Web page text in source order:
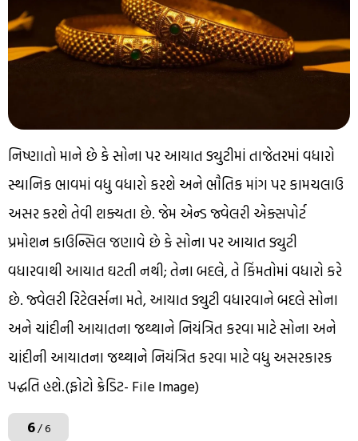
નિષ્ણાતો માને છે કે સોના પર આયાત ડ્યુટીમાં તાજેતરમાં વધારો
સ્થાનિક ભાવમાં વધુ વધારો કરશે અને ભૌતિક માંગ પર કામચલાઉ
અસર કરશે તેવી શક્યતા છે. જેમ એન્ડ જ્વેલરી એક્સપોર્ટ
પ્રમોશન કાઉન્સિલ જણાવે છે કે સોના પર આયાત ડ્યુટી
વધારવાથી આયાત ઘટતી નથી; તેના બદલે, તે કિંમતોમાં વધારો કરે
છે. જ્વેલરી રિટેલર્સના મતે, આયાત ડ્યુટી વધારવાને બદલે સોના
અને ચાંદીની આયાતના જથ્થાને નિયંત્રિત કરવા માટે સોના અને
ચાંદીની આયાતના જથ્થાને નિયંત્રિત કરવા માટે વધુ અસરકારક
પદ્ધતિ હશે.(ફોટો ક્રેડિટ- File Image)
6/ 6